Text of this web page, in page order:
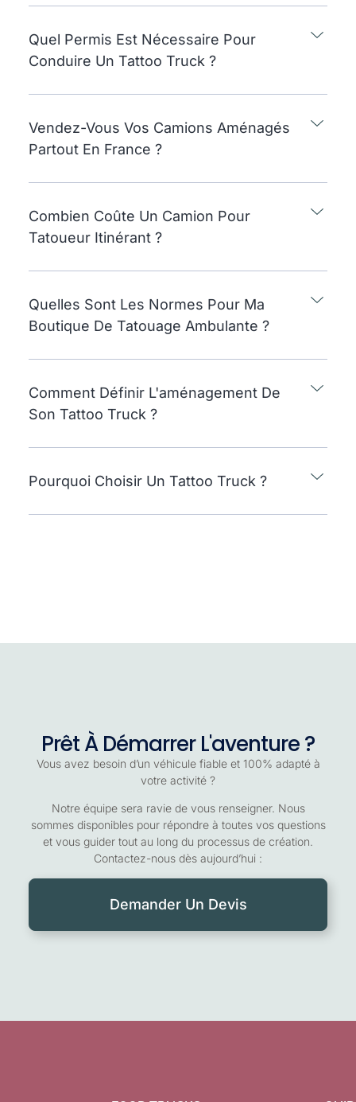
Quel Permis Est Nécessaire Pour
Conduire Un Tattoo Truck ?
Vendez-Vous Vos Camions Aménagés
Partout En France ?
Combien Coûte Un Camion Pour
Tatoueur Itinérant ?
Quelles Sont Les Normes Pour Ma
Boutique De Tatouage Ambulante ?
Comment Définir L'aménagement De
Son Tattoo Truck ?
Pourquoi Choisir Un Tattoo Truck ?
Prêt À Démarrer L'aventure ?
Vous avez besoin d’un véhicule fiable et 100% adapté à
votre activité ?
Notre équipe sera ravie de vous renseigner. Nous
sommes disponibles pour répondre à toutes vos questions
et vous guider tout au long du processus de création.
Contactez-nous dès aujourd’hui :
Demander Un Devis